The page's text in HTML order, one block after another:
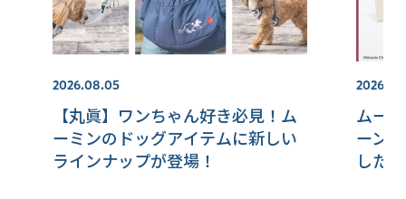
2026.08.05
【丸眞】ワンちゃん好き必見！ム
ーミンのドッグアイテムに新しい
ラインナップが登場！
ムー
ーン
した